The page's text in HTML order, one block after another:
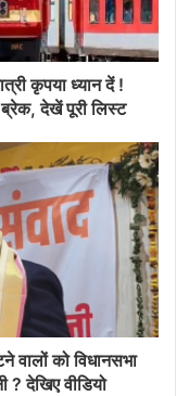
कृपया ध्यान दें !
ब्रेक, देखें पूरी लिस्ट
को विधानसभा
? देखिए वीडियो